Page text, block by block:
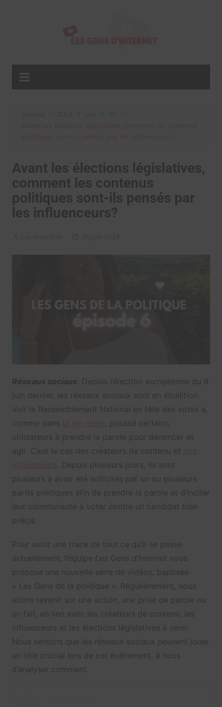
Avant les élections législatives,
comment les contenus
politiques sont-ils pensés par
les influenceurs?
Réseaux sociaux . Depuis l’élection européenne du 9
juin dernier, les réseaux sociaux sont en ébullition.
Voir le Rassemblement National en tête des votes a,
comme dans
, poussé certains
utilisateurs à prendre la parole pour dénoncer et
agir. C’est le cas des créateurs de contenu et
. Depuis plusieurs jours, ils sont
plusieurs à avoir été sollicités par un ou plusieurs
partis politiques afin de prendre la parole et d’inciter
leur communauté à voter contre un candidat bien
précis.
Pour avoir une trace de tout ce qu’il se passe
actuellement, l’équipe Les Gens d’Internet vous
propose une nouvelle série de vidéos, baptisée
« Les Gens de la politique ». Régulièrement, nous
allons revenir sur une action, une prise de parole ou
un fait, en lien avec les créateurs de contenu, les
influenceurs et les élections législatives à venir.
Nous sentons que les réseaux sociaux peuvent jouer
un rôle crucial lors de cet événement, à nous
d’analyser comment.